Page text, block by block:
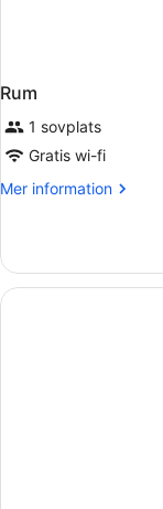
Rum
1 sovplats
Gratis wi-fi
Mer information
Mer